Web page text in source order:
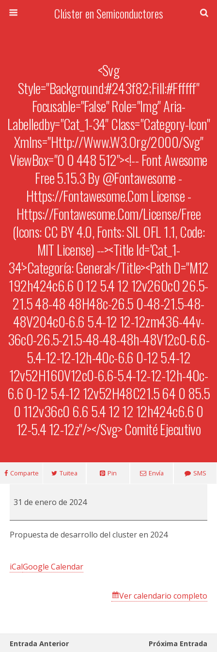
Clúster en Semiconductores
<svg
Style="background:#243f82;fill:#ffffff"
Focusable="false" Role="img" Aria-
Labelledby="cat_1-34" Class="category-Icon"
Xmlns="http://www.w3.org/2000/svg"
ViewBox="0 0 448 512"><!-- Font Awesome
Free 5.15.3 By @fontawesome -
Https://fontawesome.com License -
Https://fontawesome.com/license/free
(Icons: CC BY 4.0, Fonts: SIL OFL 1.1, Code:
MIT License) --><title Id='cat_1-
34'>Categoría: General</title><path D="M12
192h424c6.6 0 12 5.4 12 12v260c0 26.5-
21.5 48-48 48H48c-26.5 0-48-21.5-48-
48V204c0-6.6 5.4-12 12-12zm436-44v-
36c0-26.5-21.5-48-48-48h-48V12c0-6.6-
5.4-12-12-12h-40c-6.6 0-12 5.4-12
12v52H160V12c0-6.6-5.4-12-12-12h-40c-
6.6 0-12 5.4-12 12v52H48C21.5 64 0 85.5
0 112v36c0 6.6 5.4 12 12 12h424c6.6 0
12-5.4 12-12z"/></svg> Comité Ejecutivo
Comparte Tuitea Pin Envía SMS
Ejecutivo
31 de enero de 2024
Propuesta de desarrollo del cluster en 2024
iCalGoogle Calendar
Ver calendario completo
Entrada Anterior Próxima Entrada